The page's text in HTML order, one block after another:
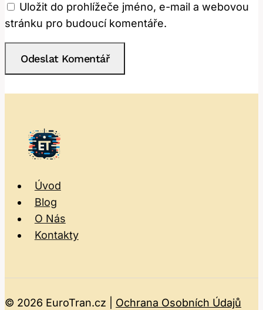
Uložit do prohlížeče jméno, e-mail a webovou
stránku pro budoucí komentáře.
Úvod
Blog
O Nás
Kontakty
© 2026 EuroTran.cz | Ochrana Osobních Údajů